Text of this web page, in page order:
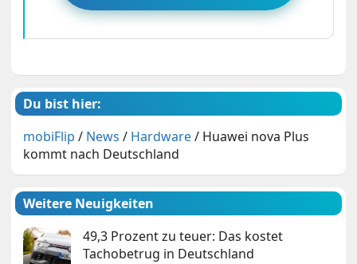
Du bist hier:
mobiFlip / News / Hardware/ Huawei nova Plus
kommt nach Deutschland
Weitere Neuigkeiten
49,3 Prozent zu teuer: Das kostet
Tachobetrug in Deutschland